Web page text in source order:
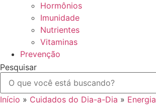
Hormônios
Imunidade
Nutrientes
Vitaminas
Prevenção
Pesquisar
Início » Cuidados do Dia-a-Dia » Energia